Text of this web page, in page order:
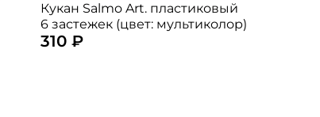
Кукан Salmo Art. пластиковый
6 застежек (цвет: мультиколор)
310 ₽